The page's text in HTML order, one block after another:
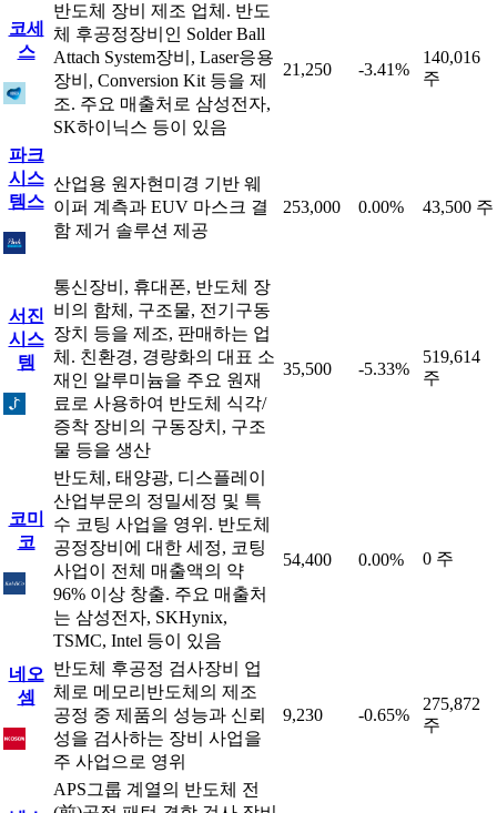
코세
스
반도체 장비 제조 업체. 반도
체 후공정장비인 Solder Ball
Attach System장비, Laser응용
장비, Conversion Kit 등을 제
조. 주요 매출처로 삼성전자,
SK하이닉스 등이 있음
21,250 -3.41%
140,016
주
파크
시스
템스
산업용 원자현미경 기반 웨
이퍼 계측과 EUV 마스크 결
함 제거 솔루션 제공
253,000 0.00% 43,500 주
서진
시스
템
통신장비, 휴대폰, 반도체 장
비의 함체, 구조물, 전기구동
장치 등을 제조, 판매하는 업
체. 친환경, 경량화의 대표 소
재인 알루미늄을 주요 원재
료로 사용하여 반도체 식각/
증착 장비의 구동장치, 구조
물 등을 생산
35,500 -5.33%
519,614
주
코미
코
반도체, 태양광, 디스플레이
산업부문의 정밀세정 및 특
수 코팅 사업을 영위. 반도체
공정장비에 대한 세정, 코팅
사업이 전체 매출액의 약
96% 이상 창출. 주요 매출처
는 삼성전자, SKHynix,
TSMC, Intel 등이 있음
54,400 0.00% 0 주
네오
셈
반도체 후공정 검사장비 업
체로 메모리반도체의 제조
공정 중 제품의 성능과 신뢰
성을 검사하는 장비 사업을
주 사업으로 영위
9,230 -0.65%
275,872
주
APS그룹 계열의 반도체 전